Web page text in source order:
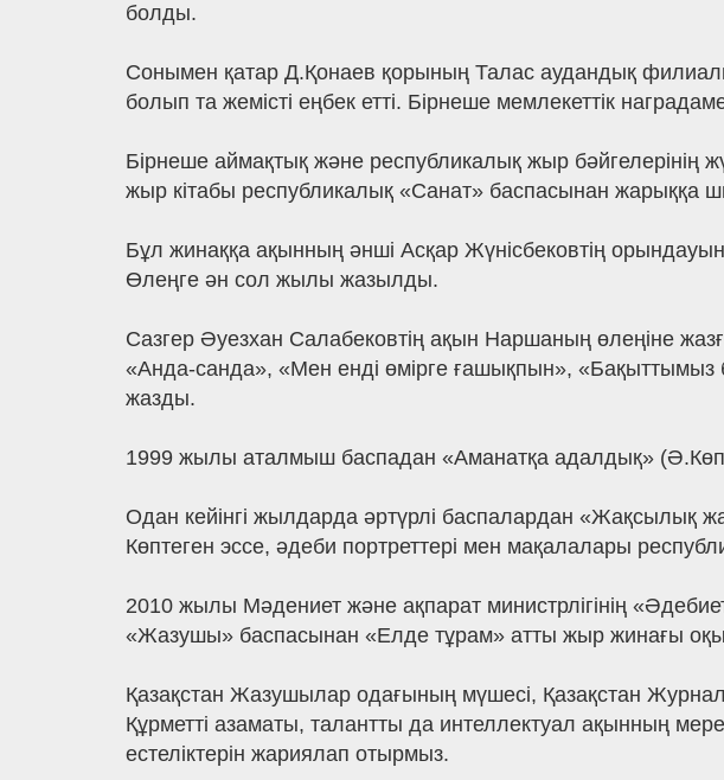
болды.
Сонымен қатар Д.Қонаев қорының Талас аудандық
болып та жемісті еңбек етті. Бірнеше мемлекеттік
Бірнеше аймақтық және республикалық жыр
жыр кітабы республикалық «Санат» баспасынан жарыққа
Бұл жинаққа ақынның әнші Асқар Жүнісбековтің
Өлеңге ән сол жылы жазылды.
Сазгер Әуезхан Салабековтің ақын Наршаның өлеңіне
«Анда-санда», «Мен енді өмірге ғашықпын», «Бақыттымыз
жазды.
1999 жылы аталмыш баспадан «Аманатқа адалдық»
Одан кейінгі жылдарда әртүрлі баспалардан «Жақсылық
Көптеген эссе, әдеби портреттері мен мақалалары
2010 жылы Мәдениет және ақпарат министрлігінің
«Жазушы» баспасынан «Елде тұрам» атты жыр жинағы
Қазақстан Жазушылар одағының мүшесі, Қазақстан
Құрметті азаматы, талантты да интеллектуал ақынның
естеліктерін жариялап отырмыз.